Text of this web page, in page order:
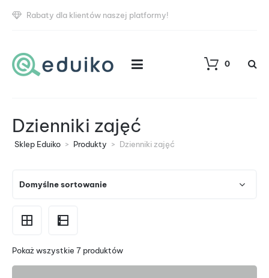
Rabaty dla klientów naszej platformy!
0
Dzienniki zajęć
Sklep Eduiko > Produkty > Dzienniki zajęć
Pokaż wszystkie 7 produktów